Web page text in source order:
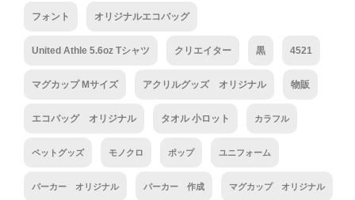
フォント オリジナルエコバッグ
United Athle 5.6oz Tシャツ クリエイター 黒 4521
マグカップ Mサイズ アクリルグッズ オリジナル 物販
エコバッグ オリジナル タオル 小ロット カラフル
ペットグッズ モノクロ ポップ ユニフォーム
パーカー オリジナル パーカー 作成 マグカップ オリジナル